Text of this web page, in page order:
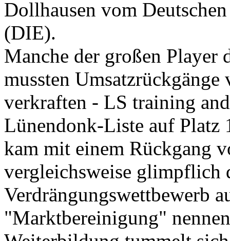
Dollhausen vom
(DIE).
Manche der großen Player
mussten
verkraften - LS training
Lünendonk-Liste auf Platz
kam mit einem Rückgang
vergleichsweise glimpflich
Verdrängungswettbewerb
"Marktbereinigung"